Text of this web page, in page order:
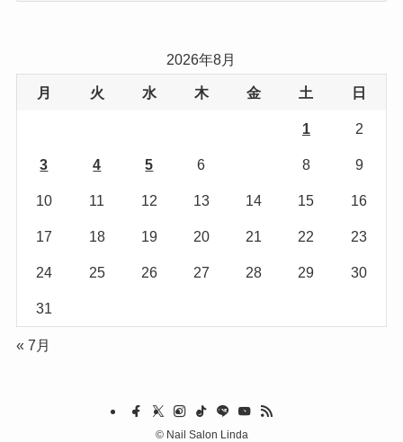
2026年8月
月 火 水 木 金 土 日
1 2
3 4 5 6 8 9
10 11 12 13 14 15 16
17 18 19 20 21 22 23
24 25 26 27 28 29 30
31
« 7月
©Nail Salon Linda